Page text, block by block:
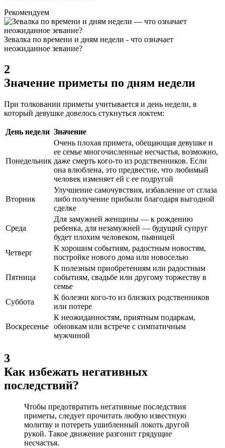
Рекомендуем
Зевалка по времени и дням недели - что означает
неожиданное зевание?
2
Значение приметы по дням недели
При толковании приметы учитывается и день недели, в
который девушке довелось стукнуться локтем:
День недели Значение
Понедельник
Очень плохая примета, обещающая девушке и
ее семье многочисленные несчастья, возможно,
даже смерть кого-то из родственников. Если
она влюблена, это предвестие, что любимый
человек изменяет ей с ее подругой
Вторник
Улучшение самочувствия, избавление от сглаза
либо получение прибыли благодаря выгодной
сделке
Среда
Для замужней женщины — к рождению
ребенка, для незамужней — будущий супруг
будет плохим человеком, пьяницей
Четверг
К хорошим событиям, радостным новостям,
постройке нового дома или новоселью
Пятница
К полезным приобретениям или радостным
событиям, свадьбе или другому торжеству в
семье
Суббота
К болезни кого-то из близких родственников
или потере
Воскресенье
К неожиданностям, приятным подаркам,
обновкам или встрече с симпатичным
мужчиной
3
Как избежать негативных
последствий?
Чтобы предотвратить негативные последствия
приметы, следует прочитать любую известную
молитву и потереть ушибленный локоть другой
рукой. Такое движение разгонит грядущие
несчастья.